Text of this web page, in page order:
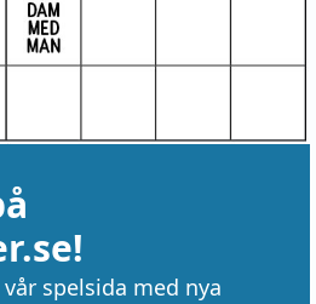
spelsida med nya